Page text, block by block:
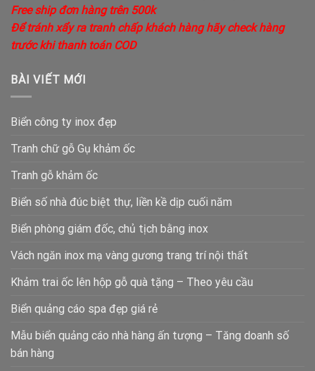
Free ship đơn hàng trên 500k
Để tránh xẩy ra tranh chấp khách hàng hãy check hàng
trước khi thanh toán COD
BÀI VIẾT MỚI
Biển công ty inox đẹp
Tranh chữ gỗ Gụ khảm ốc
Tranh gỗ khảm ốc
Biển số nhà đúc biệt thự, liền kề dịp cuối năm
Biển phòng giám đốc, chủ tịch bằng inox
Vách ngăn inox mạ vàng gương trang trí nội thất
Khảm trai ốc lên hộp gỗ quà tặng – Theo yêu cầu
Biển quảng cáo spa đẹp giá rẻ
Mẫu biển quảng cáo nhà hàng ấn tượng – Tăng doanh số
bán hàng